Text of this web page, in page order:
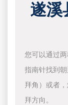
遂溪
您可以通过
指南针找到
拜角）或者
拜方向。